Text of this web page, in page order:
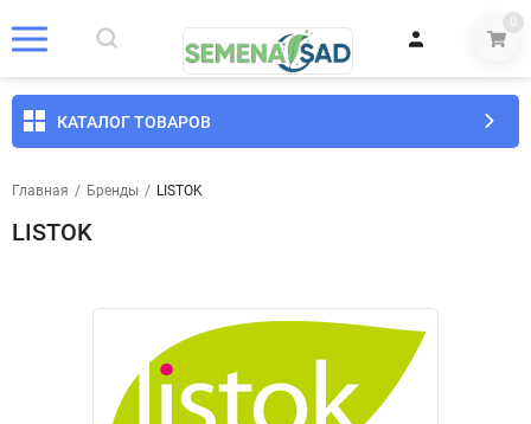
0
КАТАЛОГ ТОВАРОВ
Главная / Бренды / LISTOK
LISTOK